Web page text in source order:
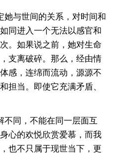
她与世间的关系，对时间和
同进入一个无法以感官和
。如果说之前，她对生命
支离破碎。那么，经由情
感，连绵而流动，源源不
担当。即使它充满矛盾、
不同，不能在同一层面互
心的欢悦欣赏爱慕，而我
也不只属于现世当下，更